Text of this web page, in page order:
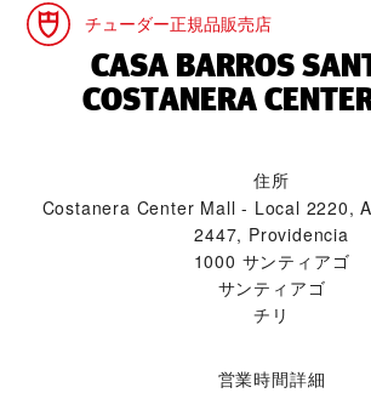
チューダー正規品販売店
‭CASA BARROS
COSTANERA
住所
Costanera Center Mall - Local 2220,
2447, Providencia
1000 サンティアゴ
サンティアゴ
チリ
営業時間詳細